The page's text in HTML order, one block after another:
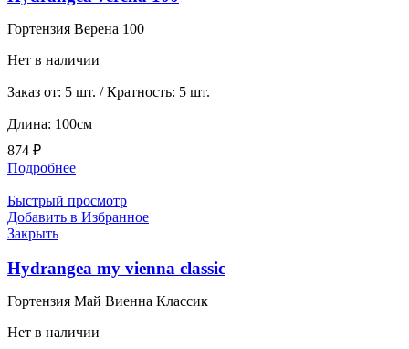
Гортензия Верена 100
Нет в наличии
Заказ от: 5 шт. / Кратность: 5 шт.
Длина: 100см
874 ₽
Подробнее
Быстрый просмотр
Добавить в Избранное
Закрыть
Hydrangea my vienna classic
Гортензия Май Виенна Классик
Нет в наличии